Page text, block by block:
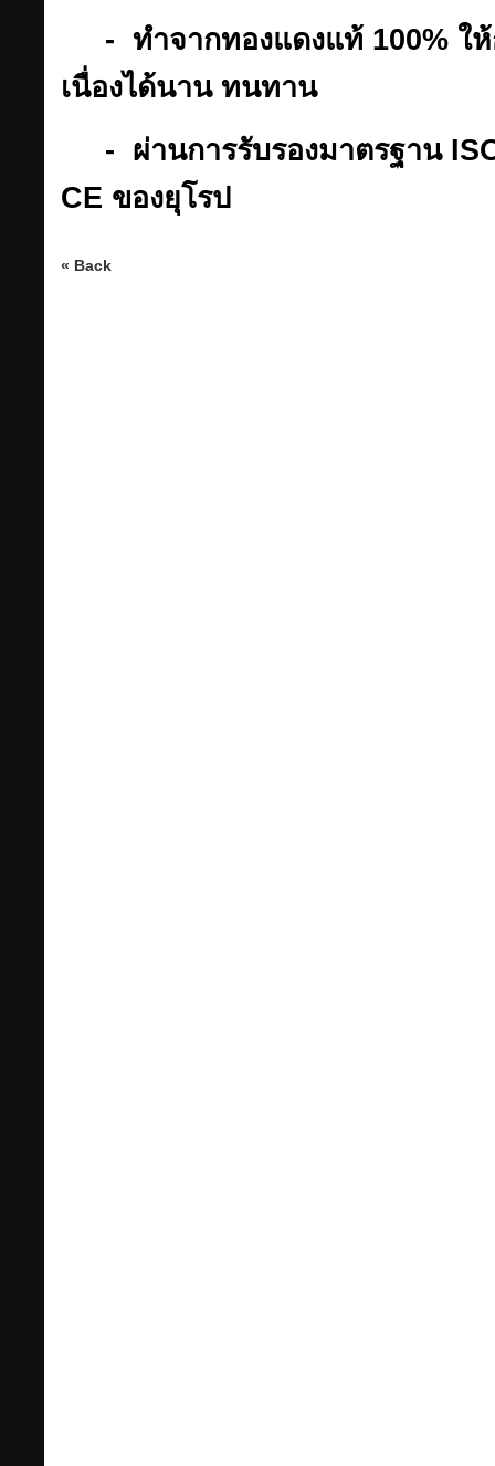
- ทำจากทองแดงแท้ 100% ให้
เนื่องได้นาน ทนทาน
- ผ่านการรับรองมาตรฐาน
CE ของยุโรป
« Back